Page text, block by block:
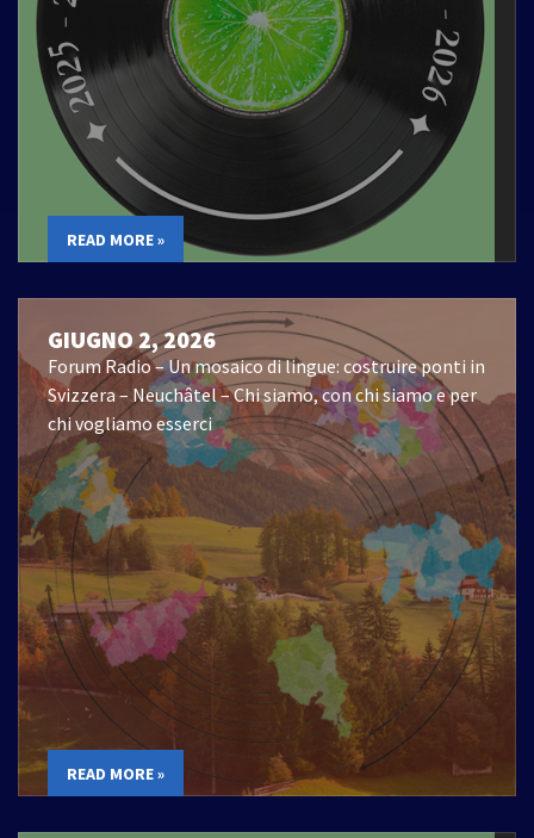
READ MORE »
GIUGNO 2, 2026
Forum Radio – Un mosaico di lingue: costruire ponti in
Svizzera – Neuchâtel – Chi siamo, con chi siamo e per
chi vogliamo esserci
READ MORE »